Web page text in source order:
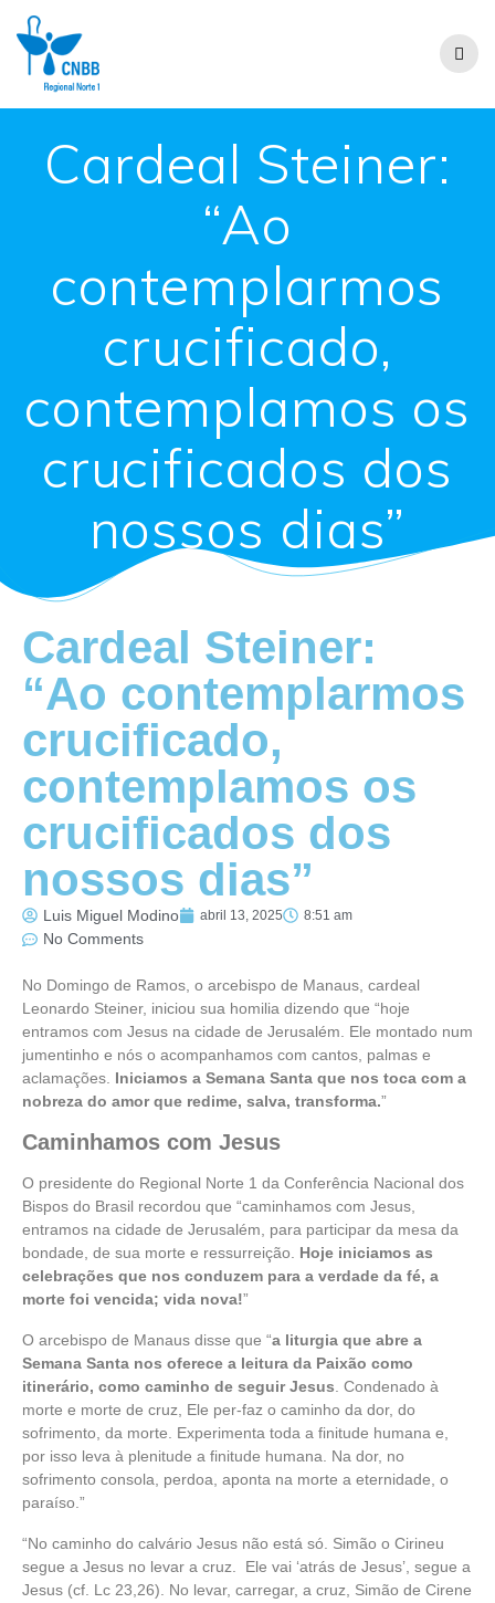
Cardeal Steiner:
“Ao
contemplarmos
crucificado,
contemplamos os
crucificados dos
nossos dias”
Cardeal Steiner:
“Ao contemplarmos
crucificado,
contemplamos os
crucificados dos
nossos dias”
Luis Miguel Modino abril 13, 2025 8:51 am
No Comments
No Domingo de Ramos, o arcebispo de Manaus, cardeal
Leonardo Steiner, iniciou sua homilia dizendo que “hoje
entramos com Jesus na cidade de Jerusalém. Ele montado num
jumentinho e nós o acompanhamos com cantos, palmas e
aclamações. Iniciamos a Semana Santa que nos toca com a
nobreza do amor que redime, salva, transforma.”
Caminhamos com Jesus
O presidente do Regional Norte 1 da Conferência Nacional dos
Bispos do Brasil recordou que “caminhamos com Jesus,
entramos na cidade de Jerusalém, para participar da mesa da
bondade, de sua morte e ressurreição. Hoje iniciamos as
celebrações que nos conduzem para a verdade da fé, a
morte foi vencida; vida nova!”
O arcebispo de Manaus disse que “a liturgia que abre a
Semana Santa nos oferece a leitura da Paixão como
itinerário, como caminho de seguir Jesus. Condenado à
morte e morte de cruz, Ele per-faz o caminho da dor, do
sofrimento, da morte. Experimenta toda a finitude humana e,
por isso leva à plenitude a finitude humana. Na dor, no
sofrimento consola, perdoa, aponta na morte a eternidade, o
paraíso.”
“No caminho do calvário Jesus não está só. Simão o Cirineu
segue a Jesus no levar a cruz. Ele vai ‘atrás de Jesus’, segue a
Jesus (cf. Lc 23,26). No levar, carregar, a cruz, Simão de Cirene